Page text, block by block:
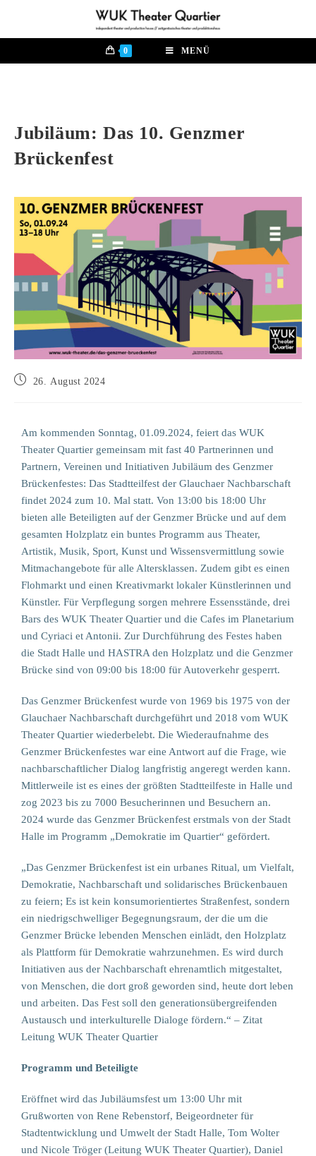
0 MENÜ
Jubiläum: Das 10. Genzmer
Brückenfest
26. August 2024
Am kommenden Sonntag, 01.09.2024, feiert das WUK
Theater Quartier gemeinsam mit fast 40 Partnerinnen und
Partnern, Vereinen und Initiativen Jubiläum des Genzmer
Brückenfestes: Das Stadtteilfest der Glauchaer Nachbarschaft
findet 2024 zum 10. Mal statt. Von 13:00 bis 18:00 Uhr
bieten alle Beteiligten auf der Genzmer Brücke und auf dem
gesamten Holzplatz ein buntes Programm aus Theater,
Artistik, Musik, Sport, Kunst und Wissensvermittlung sowie
Mitmachangebote für alle Altersklassen. Zudem gibt es einen
Flohmarkt und einen Kreativmarkt lokaler Künstlerinnen und
Künstler. Für Verpflegung sorgen mehrere Essensstände, drei
Bars des WUK Theater Quartier und die Cafes im Planetarium
und Cyriaci et Antonii. Zur Durchführung des Festes haben
die Stadt Halle und HASTRA den Holzplatz und die Genzmer
Brücke sind von 09:00 bis 18:00 für Autoverkehr gesperrt.
Das Genzmer Brückenfest wurde von 1969 bis 1975 von der
Glauchaer Nachbarschaft durchgeführt und 2018 vom WUK
Theater Quartier wiederbelebt. Die Wiederaufnahme des
Genzmer Brückenfestes war eine Antwort auf die Frage, wie
nachbarschaftlicher Dialog langfristig angeregt werden kann.
Mittlerweile ist es eines der größten Stadtteilfeste in Halle und
zog 2023 bis zu 7000 Besucherinnen und Besuchern an.
2024 wurde das Genzmer Brückenfest erstmals von der Stadt
Halle im Programm „Demokratie im Quartier“ gefördert.
„Das Genzmer Brückenfest ist ein urbanes Ritual, um Vielfalt,
Demokratie, Nachbarschaft und solidarisches Brückenbauen
zu feiern; Es ist kein konsumorientiertes Straßenfest, sondern
ein niedrigschwelliger Begegnungsraum, der die um die
Genzmer Brücke lebenden Menschen einlädt, den Holzplatz
als Plattform für Demokratie wahrzunehmen. Es wird durch
Initiativen aus der Nachbarschaft ehrenamtlich mitgestaltet,
von Menschen, die dort groß geworden sind, heute dort leben
und arbeiten. Das Fest soll den generationsübergreifenden
Austausch und interkulturelle Dialoge fördern.“ – Zitat
Leitung WUK Theater Quartier
Programm und Beteiligte
Eröffnet wird das Jubiläumsfest um 13:00 Uhr mit
Grußworten von Rene Rebenstorf, Beigeordneter für
Stadtentwicklung und Umwelt der Stadt Halle, Tom Wolter
und Nicole Tröger (Leitung WUK Theater Quartier), Daniel